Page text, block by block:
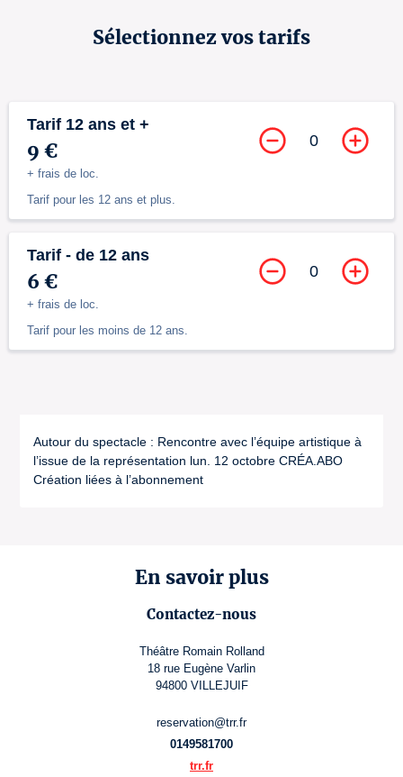
Sélectionnez vos tarifs
Tarif 12 ans et +
9 €
+ frais de loc.
Tarif pour les 12 ans et plus.
0
Tarif - de 12 ans
6 €
+ frais de loc.
Tarif pour les moins de 12 ans.
0
Autour du spectacle : Rencontre avec l’équipe artistique à
l’issue de la représentation lun. 12 octobre CRÉA.ABO
Création liées à l’abonnement
En savoir plus
Contactez-nous
Théâtre Romain Rolland
18 rue Eugène Varlin
94800 VILLEJUIF
reservation@trr.fr
0149581700
trr.fr